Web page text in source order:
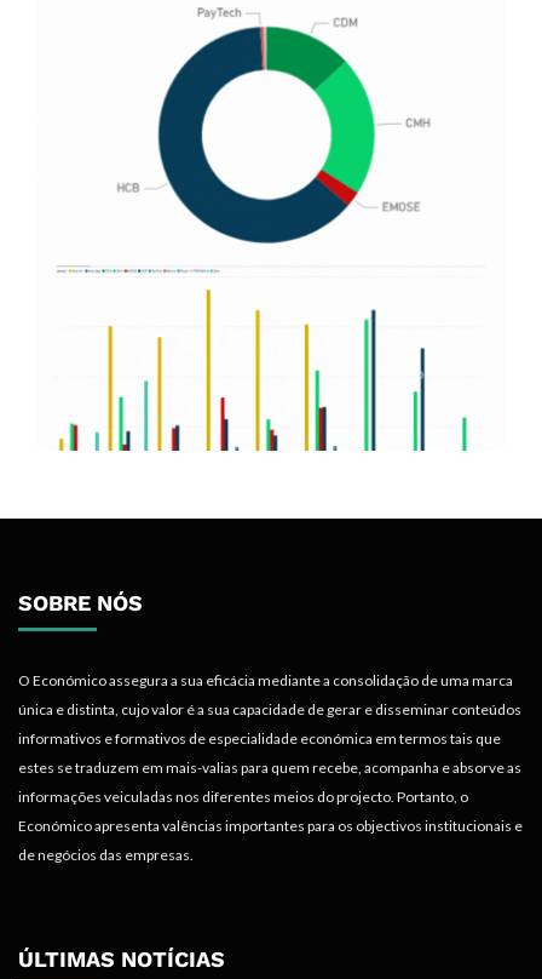
SOBRE NÓS
O Económico assegura a sua eficácia mediante a consolidação de uma marca
única e distinta, cujo valor é a sua capacidade de gerar e disseminar conteúdos
informativos e formativos de especialidade económica em termos tais que
estes se traduzem em mais-valias para quem recebe, acompanha e absorve as
informações veiculadas nos diferentes meios do projecto. Portanto, o
Económico apresenta valências importantes para os objectivos institucionais e
de negócios das empresas.
ÚLTIMAS NOTÍCIAS